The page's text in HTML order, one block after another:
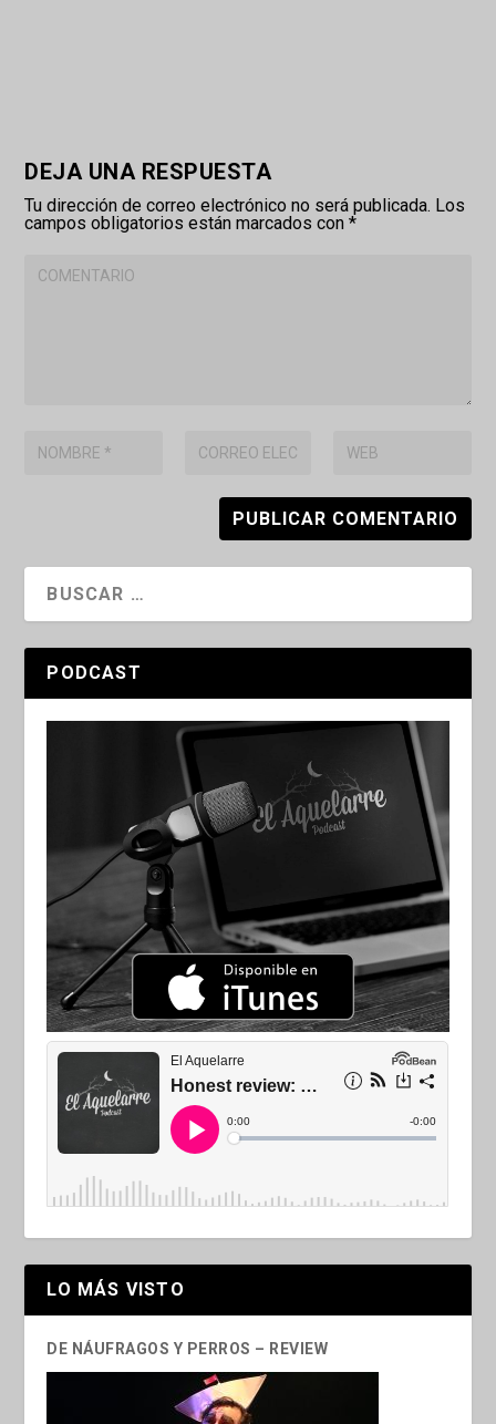
DEJA UNA RESPUESTA
Tu dirección de correo electrónico no será publicada. Los
campos obligatorios están marcados con*
PODCAST
LO MÁS VISTO
DE NÁUFRAGOS Y PERROS – REVIEW